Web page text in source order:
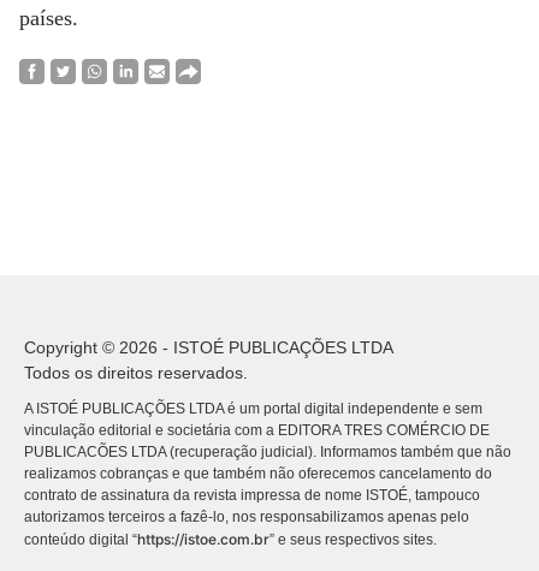
países.
Copyright © 2026 - ISTOÉ PUBLICAÇÕES LTDA
Todos os direitos reservados.
A ISTOÉ PUBLICAÇÕES LTDA é um portal digital independente e sem
vinculação editorial e societária com a EDITORA TRES COMÉRCIO DE
PUBLICACÕES LTDA (recuperação judicial). Informamos também que não
realizamos cobranças e que também não oferecemos cancelamento do
contrato de assinatura da revista impressa de nome ISTOÉ, tampouco
autorizamos terceiros a fazê-lo, nos responsabilizamos apenas pelo
conteúdo digital “https://istoe.com.br” e seus respectivos sites.